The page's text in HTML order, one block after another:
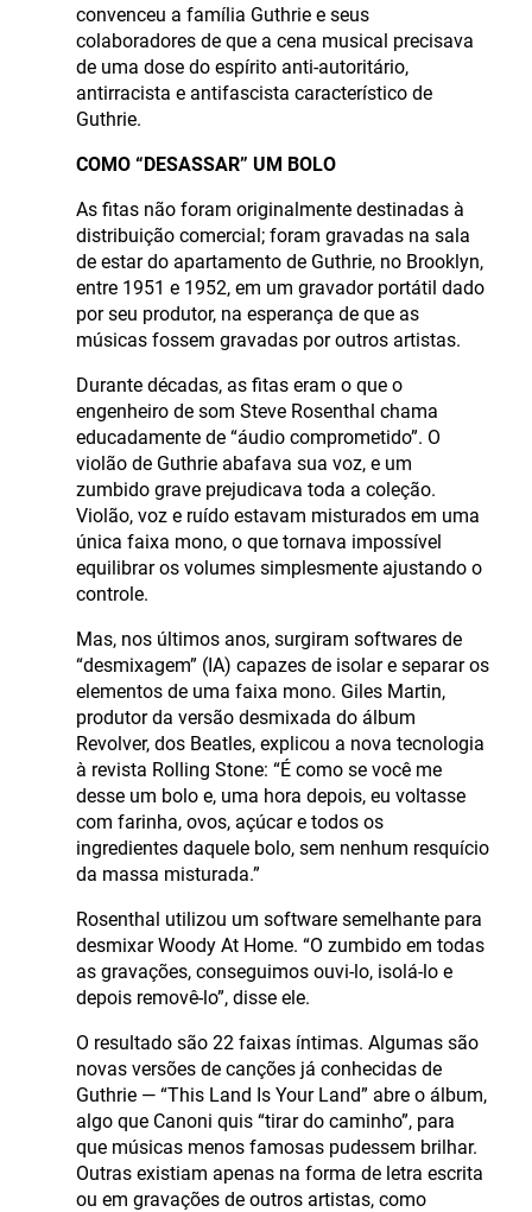
convenceu a família Guthrie e seus
colaboradores de que a cena musical precisava
de uma dose do espírito anti-autoritário,
antirracista e antifascista característico de
Guthrie.
COMO “DESASSAR” UM BOLO
As fitas não foram originalmente destinadas à
distribuição comercial; foram gravadas na sala
de estar do apartamento de Guthrie, no Brooklyn,
entre 1951 e 1952, em um gravador portátil dado
por seu produtor, na esperança de que as
músicas fossem gravadas por outros artistas.
Durante décadas, as fitas eram o que o
engenheiro de som Steve Rosenthal chama
educadamente de “áudio comprometido”. O
violão de Guthrie abafava sua voz, e um
zumbido grave prejudicava toda a coleção.
Violão, voz e ruído estavam misturados em uma
única faixa mono, o que tornava impossível
equilibrar os volumes simplesmente ajustando o
controle.
Mas, nos últimos anos, surgiram softwares de
“desmixagem” (IA) capazes de isolar e separar os
elementos de uma faixa mono. Giles Martin,
produtor da versão desmixada do álbum
Revolver, dos Beatles, explicou a nova tecnologia
à revista Rolling Stone: “É como se você me
desse um bolo e, uma hora depois, eu voltasse
com farinha, ovos, açúcar e todos os
ingredientes daquele bolo, sem nenhum resquício
da massa misturada.”
Rosenthal utilizou um software semelhante para
desmixar Woody At Home. “O zumbido em todas
as gravações, conseguimos ouvi-lo, isolá-lo e
depois removê-lo”, disse ele.
O resultado são 22 faixas íntimas. Algumas são
novas versões de canções já conhecidas de
Guthrie — “This Land Is Your Land” abre o álbum,
algo que Canoni quis “tirar do caminho”, para
que músicas menos famosas pudessem brilhar.
Outras existiam apenas na forma de letra escrita
ou em gravações de outros artistas, como